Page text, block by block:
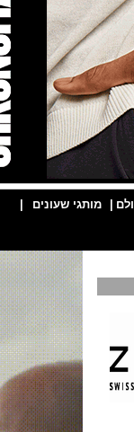
מותגי שעונים